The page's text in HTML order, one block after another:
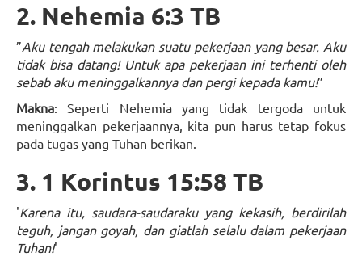
2. Nehemia 6:3 TB
”Aku tengah melakukan suatu pekerjaan yang besar. Aku
tidak bisa datang! Untuk apa pekerjaan ini terhenti oleh
sebab aku meninggalkannya dan pergi kepada kamu!”
Makna: Seperti Nehemia yang tidak tergoda untuk
meninggalkan pekerjaannya, kita pun harus tetap fokus
pada tugas yang Tuhan berikan.
3. 1 Korintus 15:58 TB
'Karena itu, saudara-saudaraku yang kekasih, berdirilah
teguh, jangan goyah, dan giatlah selalu dalam pekerjaan
Tuhan!'